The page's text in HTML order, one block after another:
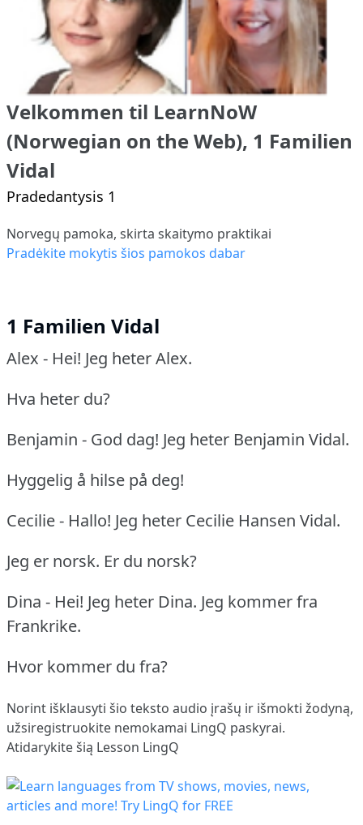
Velkommen til LearnNoW
(Norwegian on the Web), 1 Familien
Vidal
Pradedantysis 1
Norvegų pamoka, skirta skaitymo praktikai
Pradėkite mokytis šios pamokos dabar
1 Familien Vidal
Alex - Hei! Jeg heter Alex.
Hva heter du?
Benjamin - God dag! Jeg heter Benjamin Vidal.
Hyggelig å hilse på deg!
Cecilie - Hallo! Jeg heter Cecilie Hansen Vidal.
Jeg er norsk. Er du norsk?
Dina - Hei! Jeg heter Dina. Jeg kommer fra
Frankrike.
Hvor kommer du fra?
Norint išklausyti šio teksto audio įrašų ir išmokti žodyną,
užsiregistruokite nemokamai LingQ paskyrai.
Atidarykite šią Lesson LingQ